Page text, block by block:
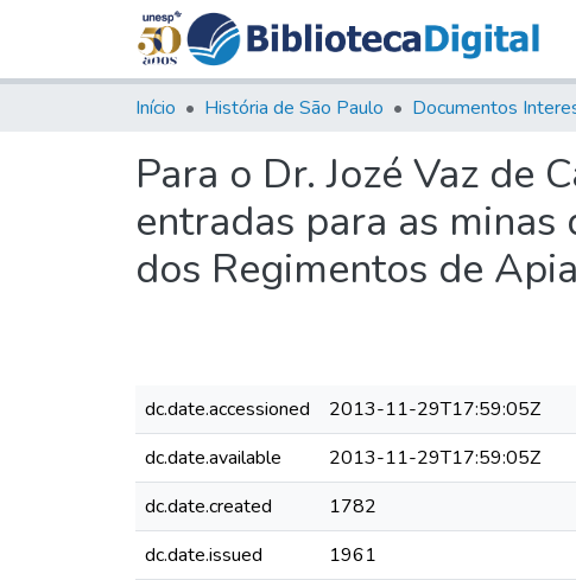
Início História de São Paulo Documentos
Para o Dr. Jozé Vaz de
entradas para as
dos Regimentos de
dc.date.accessioned
2013-11-29T17:59:05Z
dc.date.available
2013-11-29T17:59:05Z
dc.date.created
1782
dc.date.issued
1961